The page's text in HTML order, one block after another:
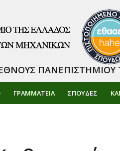
ΓΡΑΜΜΑΤΕΙΑ ΣΠΟΥΔΕΣ
ΠΑΝΕΠΙΣΤΗΜΙΟΥ